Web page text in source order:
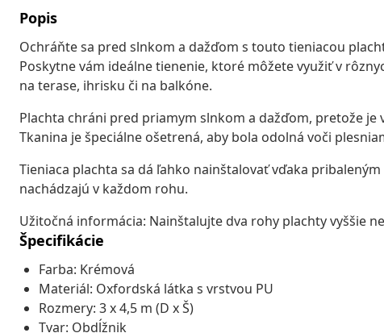
Popis
Ochráňte sa pred slnkom a dažďom s touto tieniacou
Poskytne vám ideálne tienenie, ktoré môžete využiť v
na terase, ihrisku či na balkóne.
Plachta chráni pred priamym slnkom a dažďom, pretože
Tkanina je špeciálne ošetrená, aby bola odolná voči
Tieniaca plachta sa dá ľahko nainštalovať vďaka
nachádzajú v každom rohu.
Užitočná informácia: Nainštalujte dva rohy plachty vyššie
Špecifikácie
Farba: Krémová
Materiál: Oxfordská látka s vrstvou PU
Rozmery: 3 x 4,5 m (D x Š)
Tvar: Obdĺžnik